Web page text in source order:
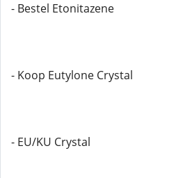
- Bestel Etonitazene
- Koop Eutylone Crystal
- EU/KU Crystal